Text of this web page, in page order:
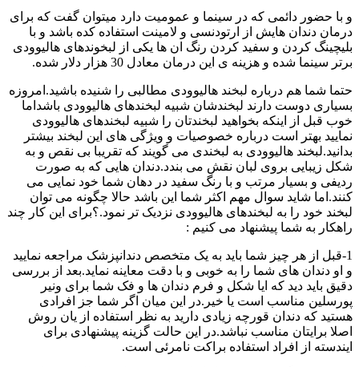
و با حضور دائمی که در سینما و عمومیت دارد میتوان گفت که برای
درمان دندان هایش از ارتودنسی و لامینت استفاده کده باشد و با
بلیچینگ کردن و سفید کردن رنگ ان ها یکی از لبخوندهای هالیوودی
برتر سینما شده و هزینه ی این درمان معادل 30 هزار دلار شده.
حتما شما هم درباره لبخند هالیوودی مطالبی را شنیده باشید.امروزه
بسیاری دوست دارند لبخندشان شبیه لبخندهای هالیوودی باشداما
خوب قبل از اینکه بخواهید لبخندتان را شبیه لبخندهای هالیوودی
نمایید بهتر است درباره خصوصیات و ویژگی های این لبخند بیشتر
بدانید.لبخند هالیوودی به لبخندی می گویند که تقریبا بی نقص و به
شکل زیبایی بروی لبان نقش می بندد.دندان هایی که به صورت
ردیفی و بسیار مرتب و با رنگ سفید در دهان شما خود نمایی می
کنند.اما شاید سوال مهم اکثر شما این باشد حالا چگونه می توان
لبخند خود را به لبخندهای هالیوودی نزدیک تر نمود.؟برای این کار چند
راهکار به شما پیشنهاد می کنیم :
1-قبل از هر چیز شما باید به یک متخصص دندانپزشک مراجعه نمایید
و او دندان های شما را به خوبی و با دقت معاینه نماید.بعد از بررسی
دقیق باید دید که ایا شکل و فرم دندان ها و فک شما برای ونیر
پورسلین مناسب است یا خیر.در این میان اگر شما جز افرادی
هستید که دندان قورچه زیادی دارید به نظر استفاده از یان روش
اصلا برایتان مناسب نباشد.در این حالت گزینه پیشنهادی برای
ایندسته از افراد استفاده براکت نامرئی است.